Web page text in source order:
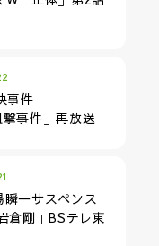
事件
事件」再放送
一サスペンス
倉剛」BSテレ東